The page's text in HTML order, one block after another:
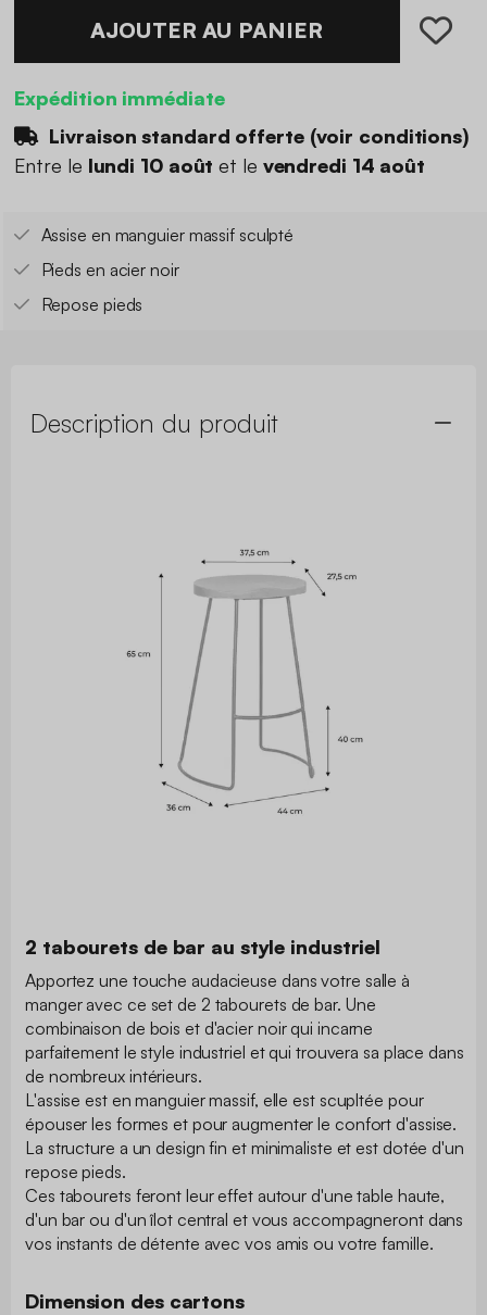
AJOUTER AU PANIER
Expédition immédiate
Livraison standard offerte (voir conditions)
Entre le lundi 10 août et le vendredi 14 août
Assise en manguier massif sculpté
Pieds en acier noir
Repose pieds
Description du produit
2 tabourets de bar au style industriel
Apportez une touche audacieuse dans votre salle à
manger avec ce set de 2 tabourets de bar. Une
combinaison de bois et d'acier noir qui incarne
parfaitement le style industriel et qui trouvera sa place dans
de nombreux intérieurs.
L'assise est en manguier massif, elle est scupltée pour
épouser les formes et pour augmenter le confort d'assise.
La structure a un design fin et minimaliste et est dotée d'un
repose pieds.
Ces tabourets feront leur effet autour d'une table haute,
d'un bar ou d'un îlot central et vous accompagneront dans
vos instants de détente avec vos amis ou votre famille.
Dimension des cartons